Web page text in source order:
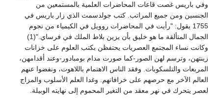
وفي باريس غصت قاعات المحاضرات العلمية بالمستمعين من
الجنسين ومن جميع المراتب. كتب جولدسمث الذي زار باريس في
1755 يقول: "رأيت في المحاضرات روويل في الكيمياء من نجوم
الجمال المتألقة ما هو خليق بأن يزين بلاط الملك في فرساي."(1)
وكانت نساء المجتمع العصريات يحتفظن بكتب العلوم على خزانات
زينتهن، وترسم لهن الصور-كما صورت مدام بومبادور-وعند أقدامهن،
المربعات والتلسكوبات. وفقد الناس الاهتمام باللاهوت، ونفضوا عنهم
العالم الآخر مع حرصهم على خرافاتهم. وغدا العلم الأسلوب والمزاج
لعصر يتحرك في نهر معقد من التغير المحموم إلى نهايته الوبيلة.